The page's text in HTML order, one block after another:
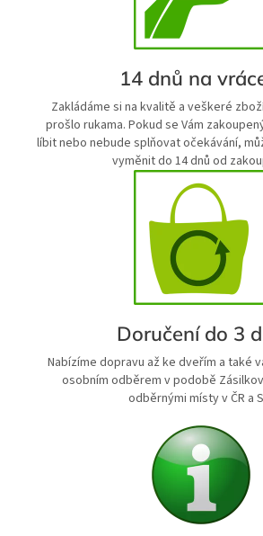
14 dnů na
Zakládáme si na kvalitě a veškeré
prošlo rukama. Pokud se Vám
líbit nebo nebude splňovat očekávání,
vyměnit do 14 dnů od
Doručení do 3
Nabízíme dopravu až ke dveřím a také
osobním odběrem v podobě
odběrnými místy v ČR a